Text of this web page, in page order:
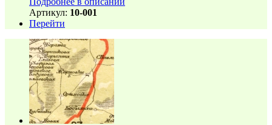
Артикул: 10-001
Перейти